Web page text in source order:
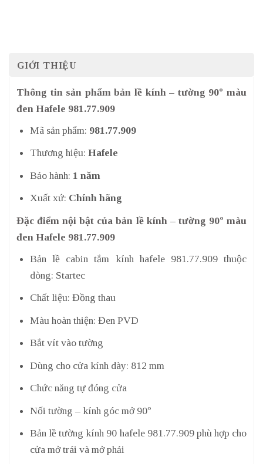
GIỚI THIỆU
Thông tin sản phẩm bản lề kính – tường 90º màu
đen Hafele 981.77.909
Mã sản phẩm: 981.77.909
Thương hiệu: Hafele
Bảo hành: 1 năm
Xuất xứ: Chính hãng
Đặc điểm nội bật của bản lề kính – tường 90º màu
đen Hafele 981.77.909
Bản lề cabin tắm kính hafele 981.77.909 thuộc
dòng: Startec
Chất liệu: Đồng thau
Màu hoàn thiện: Đen PVD
Bắt vít vào tường
Dùng cho cửa kính dày: 812 mm
Chức năng tự đóng cửa
Nối tường – kính góc mở 90º
Bản lề tường kính 90 hafele 981.77.909 phù hợp cho
cửa mở trái và mở phải